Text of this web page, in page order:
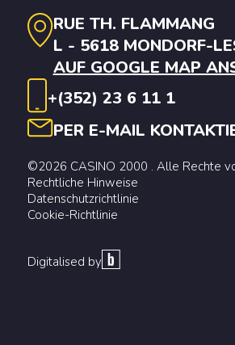
RUE TH. FLAMMANG
L - 5618 MONDORF-
AUF GOOGLE MAP
+(352) 23 6 11 1
PER E-MAIL
©2026 CASINO 2000 . Alle Rechte
Rechtliche Hinweise
Datenschutzrichtlinie
Cookie-Richtlinie
Digitalised by